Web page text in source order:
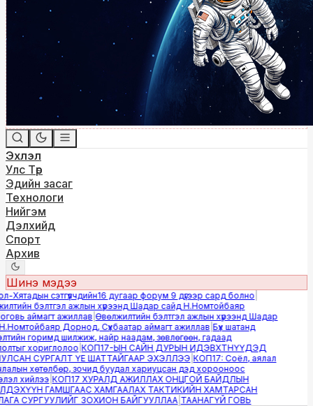
Эхлэл
Улс Төр
Эдийн засаг
Технологи
Нийгэм
Дэлхийд
Спорт
Архив
Шинэ мэдээ
сэтгүүлчдийн16 дугаар форум 9 дүгээр сард болно|
бэлтгэл ажлын хүрээнд Шадар сайд Н.Номтойбаяр
аймагт ажиллав|Өвөлжилтийн бэлтгэл ажлын хүрээнд Шадар
Дорнод, Сүхбаатар аймагт ажиллав|Бүх шатанд
горимд шилжиж, найр наадам, зөвлөгөөн, гадаад
хориглолоо|КОП17-ЫН САЙН ДУРЫН ИДЭВХТНҮҮДЭД
СУРГАЛТ ҮЕ ШАТТАЙГААР ЭХЭЛЛЭЭ|КОП17: Соёл, аялал
хөтөлбөр, зочид буудал хариуцсан дэд хорооноос
хийлээ|КОП17 ХУРАЛД АЖИЛЛАХ ОНЦГОЙ БАЙДЛЫН
ГАМШГААС ХАМГААЛАХ ТАКТИКИЙН ХАМТАРСАН
СУРГУУЛИЙГ ЗОХИОН БАЙГУУЛЛАА|ТААНАГҮЙ ГОВЬ